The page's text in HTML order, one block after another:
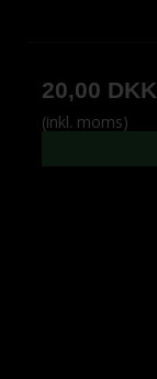
20,00 DKK
(inkl. moms)